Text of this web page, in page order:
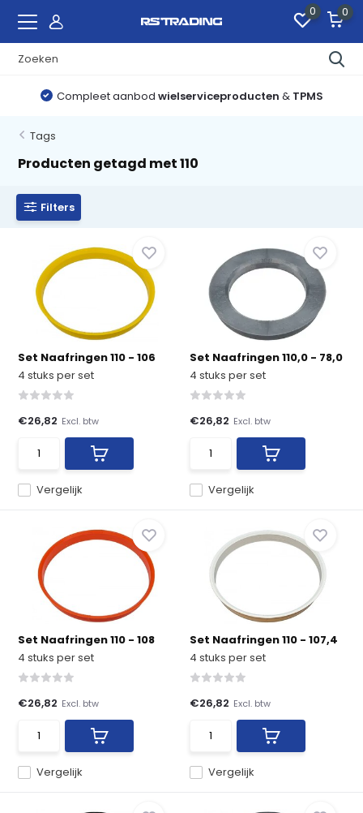
0 0
Compleet aanbod wielserviceproducten & TPMS
Tags
Producten getagd met 110
Filters
Set Naafringen 110 - 106
4 stuks per set
Vergelijk
€26,82 Excl. btw
Set Naafringen 110,0 - 78,0
4 stuks per set
Vergelijk
€26,82 Excl. btw
Set Naafringen 110 - 108
4 stuks per set
Vergelijk
€26,82 Excl. btw
Set Naafringen 110 - 107,4
4 stuks per set
Vergelijk
€26,82 Excl. btw